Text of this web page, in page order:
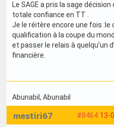
Le SAGE a pris la sage décision
totale confiance en TT .
Je le réitère encore une fois :le
qualification à la coupe du
et passer le relais à quelqu’un
financière.
Abunabil , Abunabil
#8464 13-
mestiri67